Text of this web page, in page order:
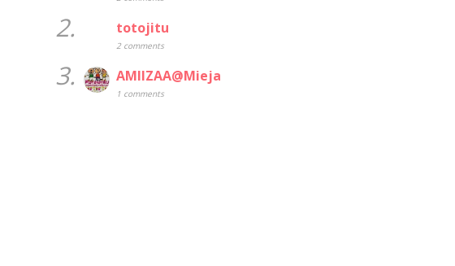
2. totojitu
2 comments
3. AMIIZAA@Mieja
1 comments